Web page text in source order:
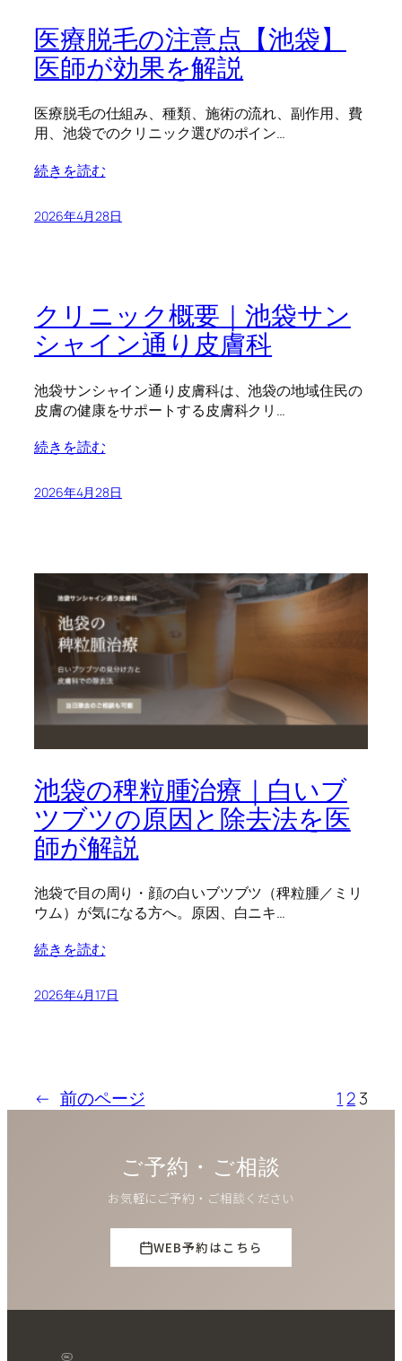
医療脱毛の注意点【池袋】
医師が効果を解説
医療脱毛の仕組み、種類、施術の流れ、副作用、費
用、池袋でのクリニック選びのポイン…
続きを読む
2026年4月28日
クリニック概要｜池袋サン
シャイン通り皮膚科
池袋サンシャイン通り皮膚科は、池袋の地域住民の
皮膚の健康をサポートする皮膚科クリ…
続きを読む
2026年4月28日
池袋の稗粒腫治療｜白いブ
ツブツの原因と除去法を医
師が解説
池袋で目の周り・顔の白いブツブツ（稗粒腫／ミリ
ウム）が気になる方へ。原因、白ニキ…
続きを読む
2026年4月17日
← 前のページ 1 23
ご予約・ご相談
お気軽にご予約・ご相談ください
WEB予約はこちら